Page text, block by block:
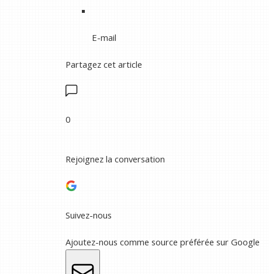
E-mail
Partagez cet article
0
Rejoignez la conversation
Suivez-nous
Ajoutez-nous comme source préférée sur Google